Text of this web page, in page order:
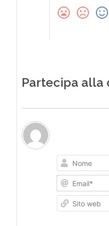
Partecipa alla